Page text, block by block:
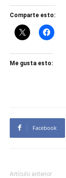
Comparte esto:
Me gusta esto:
Facebook
Artículo anterior